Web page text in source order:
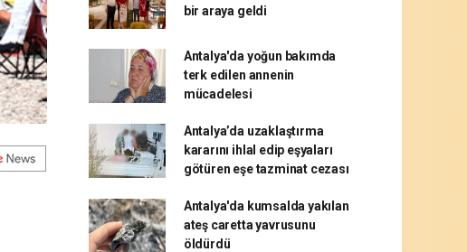
bir araya geldi
Antalya'da yoğun bakımda
terk edilen annenin
mücadelesi
Antalya’da uzaklaştırma
kararını ihlal edip eşyaları
götüren eşe tazminat cezası
Antalya'da kumsalda yakılan
ateş caretta yavrusunu
öldürdü